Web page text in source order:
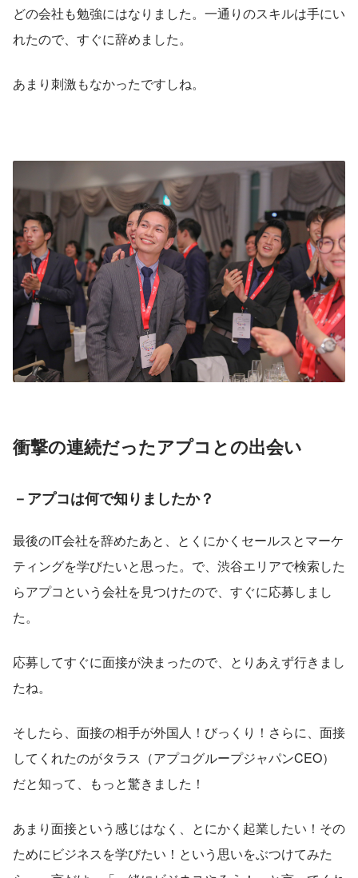
どの会社も勉強にはなりました。一通りのスキルは手にい
れたので、すぐに辞めました。
あまり刺激もなかったですしね。
衝撃の連続だったアプコとの出会い
－アプコは何で知りましたか？
最後のIT会社を辞めたあと、とくにかくセールスとマーケ
ティングを学びたいと思った。で、渋谷エリアで検索した
らアプコという会社を見つけたので、すぐに応募しまし
た。
応募してすぐに面接が決まったので、とりあえず行きまし
たね。
そしたら、面接の相手が外国人！びっくり！さらに、面接
してくれたのがタラス（アプコグループジャパンCEO）
だと知って、もっと驚きました！
あまり面接という感じはなく、とにかく起業したい！その
ためにビジネスを学びたい！という思いをぶつけてみた